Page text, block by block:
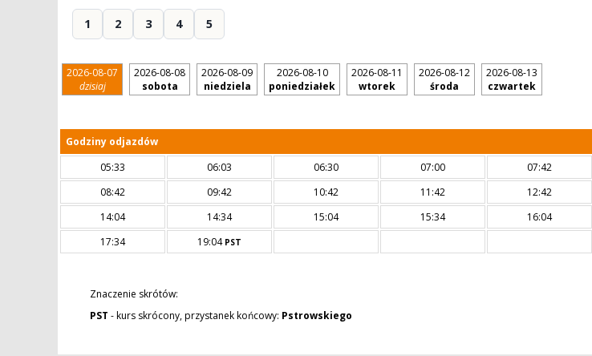
1 2 3 4 5
2026-08-07
dzisiaj
2026-08-08
sobota
2026-08-09
niedziela
2026-08-10
poniedziałek
2026-08-11
wtorek
2026-08-12
środa
2026-08-13
czwartek
Godziny odjazdów
05:33
06:03 06:30 07:00 07:42
08:42
09:42 10:42 11:42 12:42
14:04
14:34 15:04 15:34 16:04
17:34
19:04 PST
Znaczenie skrótów:
PST - kurs skrócony, przystanek końcowy: Pstrowskiego